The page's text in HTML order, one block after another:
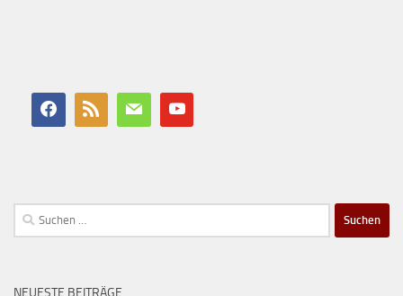
Suchen
nach:
NEUESTE BEITRÄGE